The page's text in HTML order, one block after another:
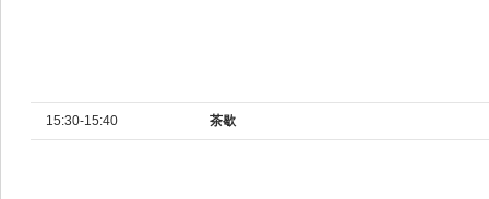
15:30-15:40 茶歇